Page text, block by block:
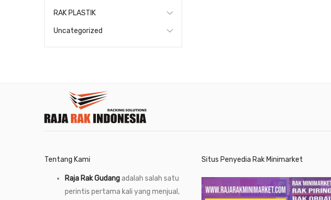
RAK PLASTIK
Uncategorized
Tentang Kami
Raja Rak Gudangadalah salah satu
perintis pertama kali yang menjual,
Situs Penyedia Rak Minimarket